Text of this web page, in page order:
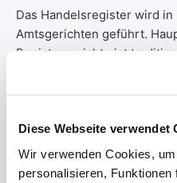
Diese Webseite verwendet
Wir verwenden Cookies,
personalisieren,
Das Handelsregister wird
Amtsgerichten geführt.
Registergerichte ist
für Ihr Unternehmen
eingetragenen Sitz ab —